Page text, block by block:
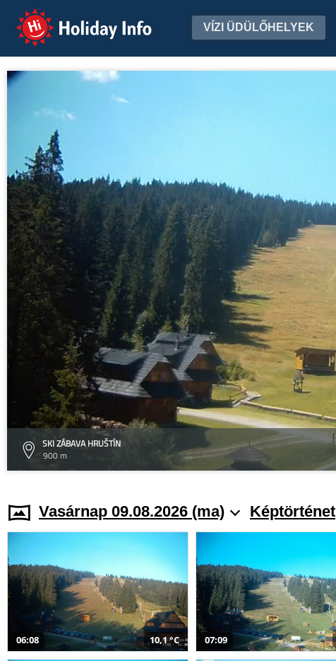
Holiday Info VÍZI ÜDÜLŐHELYEK
SKI ZÁBAVA HRUŠTÍN
900 m
Vasárnap 09.08.2026 (ma) Képtörténet
06:08 10,1 °C 07:09